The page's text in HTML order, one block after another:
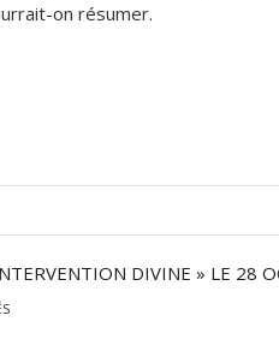
on résumer.
DIVINE » LE 28